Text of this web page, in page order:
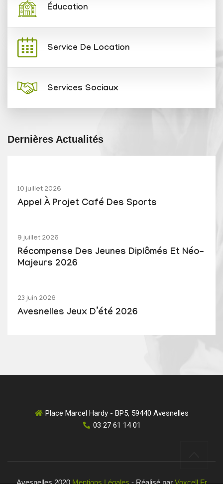
Éducation
Service De Location
Services Sociaux
Dernières Actualités
10 juillet 2026
Appel À Projet Café Des Sports
9 juillet 2026
Récompense Des Jeunes Diplômés Et Néo-
Majeurs 2026
23 juin 2026
Avesnelles Jeux D’été 2026
Place Marcel Hardy - BP5, 59440 Avesnelles
03 27 61 14 01
Avesnelles 2020Mentions Légales- Réalisé parVoxcell.fr